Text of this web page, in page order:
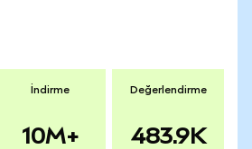
İndirme
10M+
Değerlendirme
483.9K